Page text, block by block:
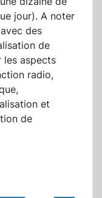
jour). A noter
des
de
les aspects
radio,
et
de